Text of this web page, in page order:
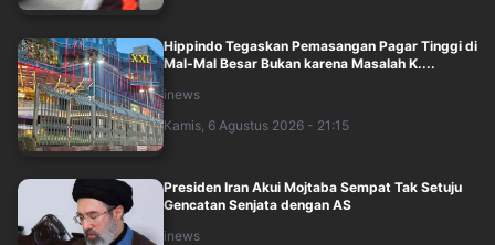
Hippindo Tegaskan Pemasangan Pagar Tinggi di
Mal-Mal Besar Bukan karena Masalah K....
inews
Kamis, 6 Agustus 2026 - 21:15
Presiden Iran Akui Mojtaba Sempat Tak Setuju
Gencatan Senjata dengan AS
inews